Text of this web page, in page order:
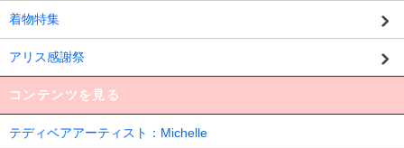
着物特集
アリス感謝祭
コンテンツを見る
テディベアアーティスト：Michelle